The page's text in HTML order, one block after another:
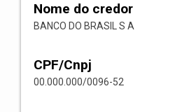
Nome do credor
BANCO DO BRASIL S A
CPF/Cnpj
00.000.000/0096-52